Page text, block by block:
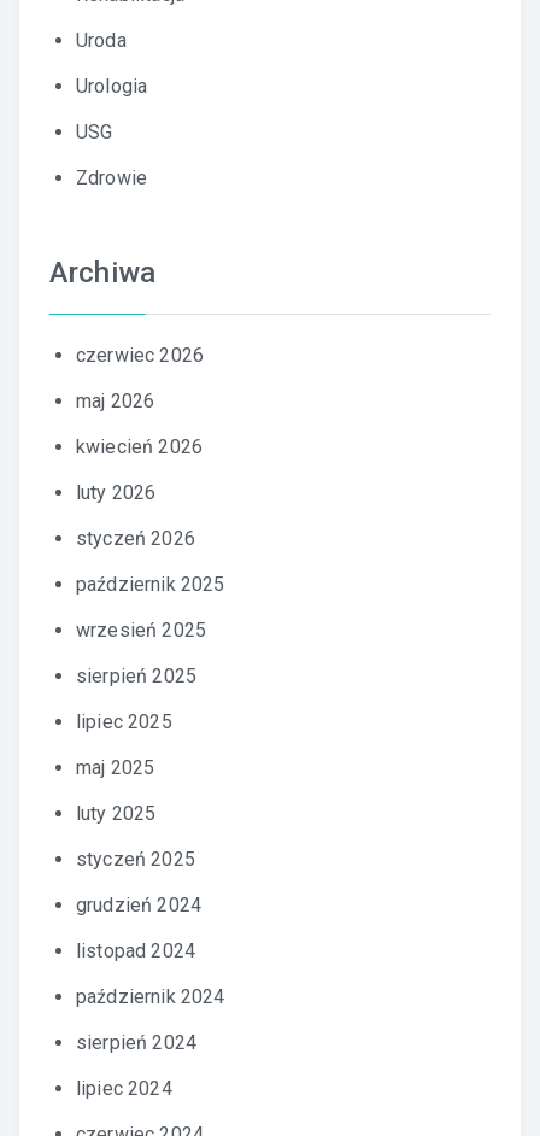
Uroda
Urologia
USG
Zdrowie
Archiwa
czerwiec 2026
maj 2026
kwiecień 2026
luty 2026
styczeń 2026
październik 2025
wrzesień 2025
sierpień 2025
lipiec 2025
maj 2025
luty 2025
styczeń 2025
grudzień 2024
listopad 2024
październik 2024
sierpień 2024
lipiec 2024